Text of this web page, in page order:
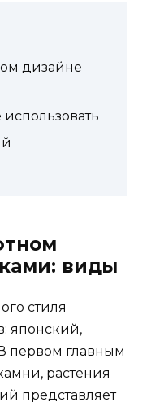
дизайне
виды
стиля
японский,
первом главным
растения
представляет